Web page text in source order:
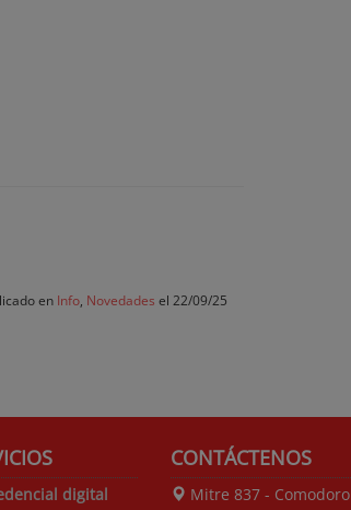
en Info Novedades el 22/09/25
digital
CONTÁCTENOS
Mitre 837 - Comodoro